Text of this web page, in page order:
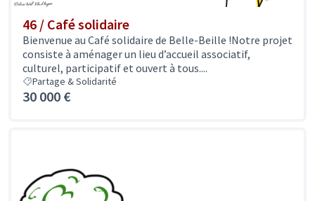
46 / Café solidaire
Bienvenue au Café solidaire de Belle-Beille !Notre projet
consiste à aménager un lieu d’accueil associatif,
culturel, participatif et ouvert à tous....
Partage & Solidarité
30 000 €